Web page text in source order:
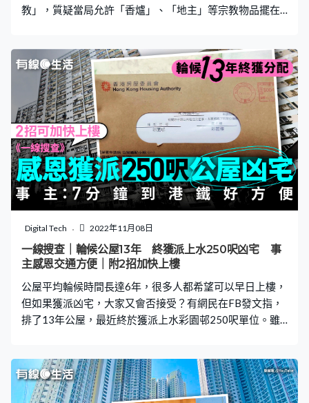
教」，質疑當局允許「香爐」、「地主」等宗教物品擺在
分制向其發出書面警告，如警告無效，房屋署會向有關租
戶實行扣分。平機會亦回應表示，有關事件並不屬反歧視
條例的保障範圍。 愛民邨住戶自稱信奉單車教 何文田愛
民邨一名住戶因不滿家門外單車遭移走，上周六（12日）
貼上告示，覆蓋原本愛民邨辦事處職員之通知上，指「單
車是本戶的宗教傳統，本戶信奉單車教，定義應該與鄰居
之『地主』無異。」該住戶又表示，如果要移走單車，就
應該要一併移走所有租戶門外的宗教物品，例如香爐，否
則會將此案提告至平機會。 網民：嚟緊係咪有「拖鞋教」
不少網民對這告示嘖嘖稱奇，有人指「歪理歪好緊要」、
「雖然幾好諗頭，但香港現時四條歧視條例中並沒有宗教
歧視條例，所以交俾平機會係冇用嘅」，亦有人問到「嚟
緊係咪有晒陳皮教、臘腸臘肉教、拖鞋教」，又說「如果
出照片，指事主並非第一次把私人物品放在門
Digital Tech 2022年11月08日
一線搜查｜輪候公屋13年 終獲派上水250呎凶宅 事
主感恩交通方便｜附2招加快上樓
公屋平均輪候時間長達6年，很多人都希望可以早日上樓，
但如果獲派凶宅，大家又會否接受？有網民在FB發文指，
排了13年公屋，最近終於獲派上水彩園邨250呎單位。雖
感恩。 有女網民日前在Facebook群組「香港公營房屋討論
區 (FB版) 」發帖，指自己以單人身分排了8年公屋，結婚